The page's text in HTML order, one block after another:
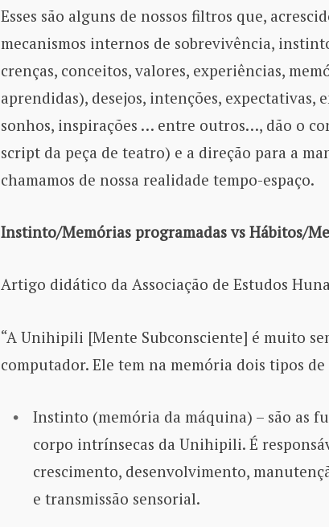
Esses são alguns de nossos filtros que,
mecanismos internos de sobrevivência,
crenças, conceitos, valores, experiências,
aprendidas), desejos, intenções, expectativas,
sonhos, inspirações … entre outros…, dão o
script da peça de teatro) e a direção para a
chamamos de nossa realidade tempo-espaço.
Instinto/Memórias programadas vs Hábitos/
Artigo didático da Associação de Estudos
“A Unihipili [Mente Subconsciente] é muito
computador. Ele tem na memória dois tipos
Instinto (memória da máquina) – são as
corpo intrínsecas da Unihipili. É
crescimento, desenvolvimento,
e transmissão sensorial.